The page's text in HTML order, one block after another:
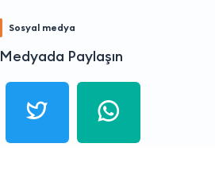
Sosyal medya
Paylaşın